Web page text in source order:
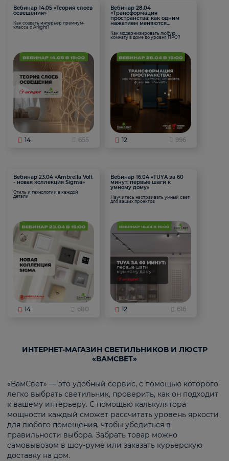
Вебинар 14.05 «Теория слоев
освещения»
Как создать интерьер премиум-
класса с Arlight?
14 655
Вебинар 28.04
«Трансформация
пространства: как одним
нажатием меняются
Как модернизировать любую
комнату в доме до уровня ПРО?
12 996
Вебинар 23.04 «Ambrella Volt
- новая коллекция Sigma»
Стиль и технологии в каждой
детали
14 680
Вебинар 16.04 «TUYA за 60
минут: первые шаги к
умному дому»
Научитесь настраивать умный свет
для ваших проектов
12 616
ИНТЕРНЕТ-МАГАЗИН СВЕТИЛЬНИКОВ И ЛЮСТР
«ВАМСВЕТ»
«ВамСвет» — это удобный сервис, с помощью которого
легко выбрать светильник, проверить, как он подходит
к вашему интерьеру. С помощью калькулятора
мощности каждый сможет рассчитать уровень яркости
для любого помещения, чтобы убедиться в
правильности выбора. Забрать товар можно
самовывозом в шоу-руме или заказать курьерскую
доставку на дом.